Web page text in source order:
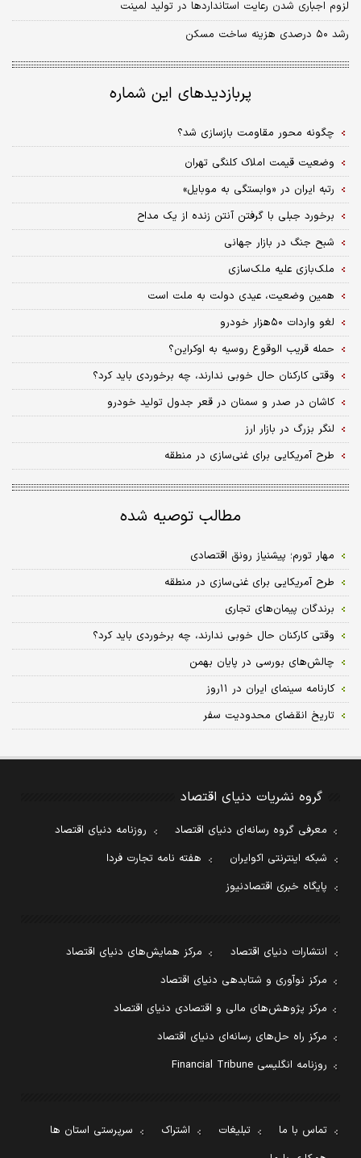
لزوم اجباری شدن رعایت استانداردها در تولید لمینت
رشد ۵۰ درصدی هزینه ساخت مسکن
پربازدیدهای این شماره
چگونه محور مقاومت بازسازی شد؟
وضعیت قیمت املاک کلنگی تهران
رتبه ایران در «وابستگی به موبایل»
برخورد جبلی با گرفتن آنتن زنده از یک مداح
شبح جنگ در بازار جهانی
ملک‌بازی علیه ملک‌سازی
همین وضعیت، عیدی دولت به ملت است
لغو واردات ۵۰‌هزار خودرو
حمله قریب الوقوع روسیه به اوکراین؟
وقتی کارکنان حال خوبی ندارند، چه برخوردی باید کرد؟
کاشان در صدر و سمنان در قعر جدول تولید خودرو
لنگر بزرگ در بازار ارز
طرح آمریکایی برای غنی‌سازی در منطقه
مطالب توصیه شده
مهار تورم؛ پیش‏نیاز رونق اقتصادی
طرح آمریکایی برای غنی‌سازی در منطقه
برندگان پیمان‌های تجاری
وقتی کارکنان حال خوبی ندارند، چه برخوردی باید کرد؟
چالش‌های بورسی در پایان بهمن
کارنامه سینمای ایران در ۱۱روز
تاریخ انقضای محدودیت سفر
گروه نشریات دنیای اقتصاد
معرفی گروه رسانه‌ای دنیای اقتصاد
روزنامه دنیای اقتصاد
شبکه اینترنتی اکوایران
هفته نامه تجارت فردا
پایگاه خبری اقتصادنیوز
انتشارات دنیای اقتصاد
مرکز همایش‌های دنیای اقتصاد
مرکز نوآوری و شتابدهی دنیای اقتصاد
مرکز پژوهش‌های مالی و اقتصادی دنیای اقتصاد
مرکز راه حل‌های رسانه‌ای دنیای اقتصاد
روزنامه انگلیسی Financial Tribune
تماس با ما تبلیغات اشتراک
سرپرستی استان ها